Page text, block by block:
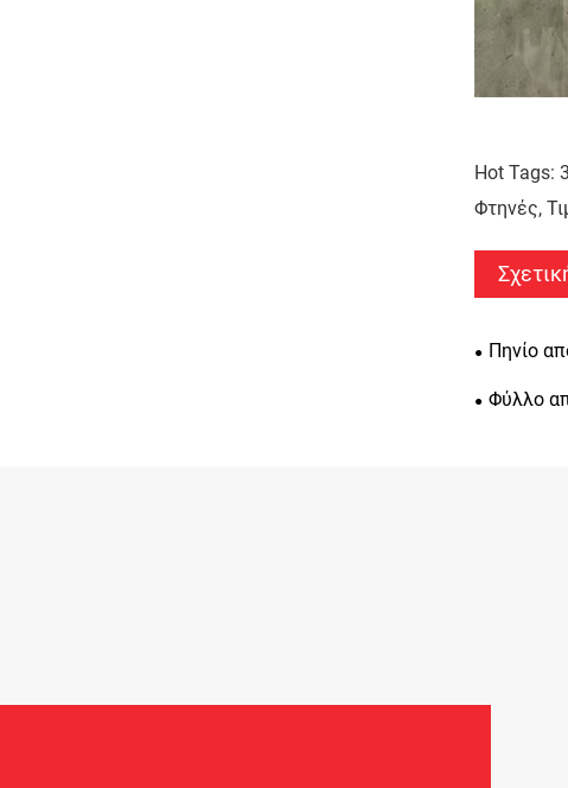
Hot Tags:
Φτηνές,
Πηνίο
Φύλλο